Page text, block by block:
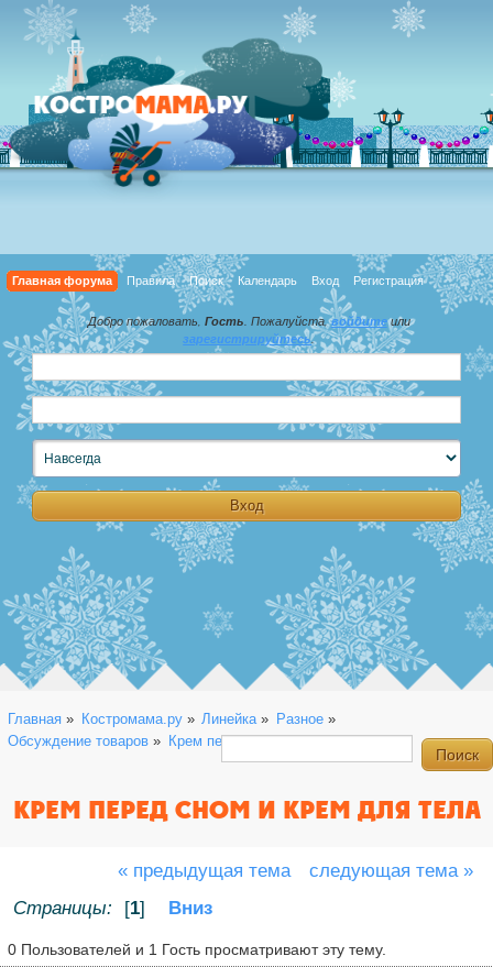
Главная форума Правила Поиск Календарь Вход Регистрация
Добро пожаловать, Гость . Пожалуйста,войдитеили
зарегистрируйтесь.
Главная » Костромама.ру» Линейка » Разное»
Обсуждение товаров » Крем перед сном и крем для тела
КРЕМ ПЕРЕД СНОМ И КРЕМ ДЛЯ ТЕЛА
« предыдущая тема
следующая тема »
Страницы:
[1] Вниз
0 Пользователей и 1 Гость просматривают эту тему.